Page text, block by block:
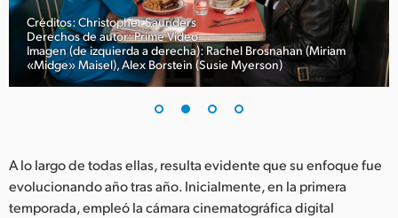
Turkey
UAE
Ukraine
United States
Créditos: Christopher Saunders
Derechos de autor: Prime Video
Imagen (de izquierda a derecha): Rachel Brosnahan (Miriam
«Midge» Maisel), Alex Borstein (Susie Myerson)
A lo largo de todas ellas, resulta evidente que su enfoque fue
evolucionando año tras año. Inicialmente, en la primera
temporada, empleó la cámara cinematográfica digital